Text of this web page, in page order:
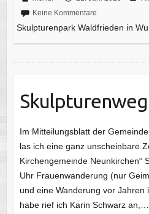
Keine Kommentare
Skulpturenpark Waldfrieden in
Im Mitteilungsblatt der
las ich eine ganz unscheinbare
Kirchengemeinde Neunkirchen“
Uhr Frauenwanderung (nur
und eine Wanderung vor Jahren
habe rief ich Karin Schwarz an,…